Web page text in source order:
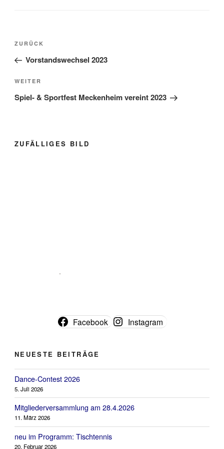
Beitragsnavigation
Vorheriger
Beitrag
ZURÜCK
Vorstandswechsel 2023
Nächster
Beitrag
WEITER
Spiel- & Sportfest Meckenheim vereint 2023
ZUFÄLLIGES BILD
Facebook Instagram
NEUESTE BEITRÄGE
Dance-Contest 2026
5. Juli 2026
Mitgliederversammlung am 28.4.2026
11. März 2026
neu im Programm: Tischtennis
20. Februar 2026